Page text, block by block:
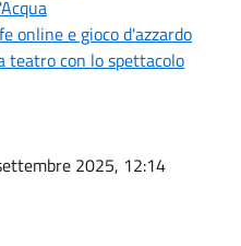
online e gioco d'azzardo
teatro con lo spettacolo
2025, 12:14